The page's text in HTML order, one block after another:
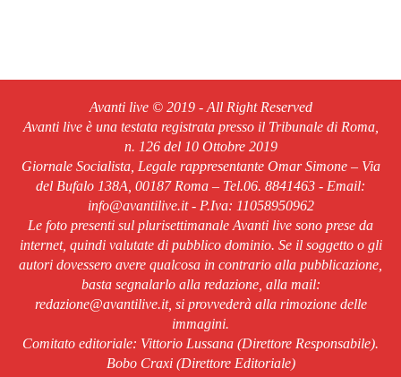
Avanti live © 2019 - All Right Reserved
Avanti live è una testata registrata presso il Tribunale di Roma,
n. 126 del 10 Ottobre 2019
Giornale Socialista, Legale rappresentante Omar Simone – Via
del Bufalo 138A, 00187 Roma – Tel.06. 8841463 - Email:
info@avantilive.it - P.Iva: 11058950962
Le foto presenti sul plurisettimanale Avanti live sono prese da
internet, quindi valutate di pubblico dominio. Se il soggetto o gli
autori dovessero avere qualcosa in contrario alla pubblicazione,
basta segnalarlo alla redazione, alla mail:
redazione@avantilive.it, si provvederà alla rimozione delle
immagini.
Comitato editoriale: Vittorio Lussana (Direttore Responsabile).
Bobo Craxi (Direttore Editoriale)